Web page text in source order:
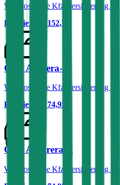
Was kostet die Kfz-Versicherung
Prämie ab
€ 152,76
Opel Ampera-E
Was kostet die Kfz-Versicherung
Prämie ab
€ 74,95
Opel Amprera-E
Was kostet die Kfz-Versicherung